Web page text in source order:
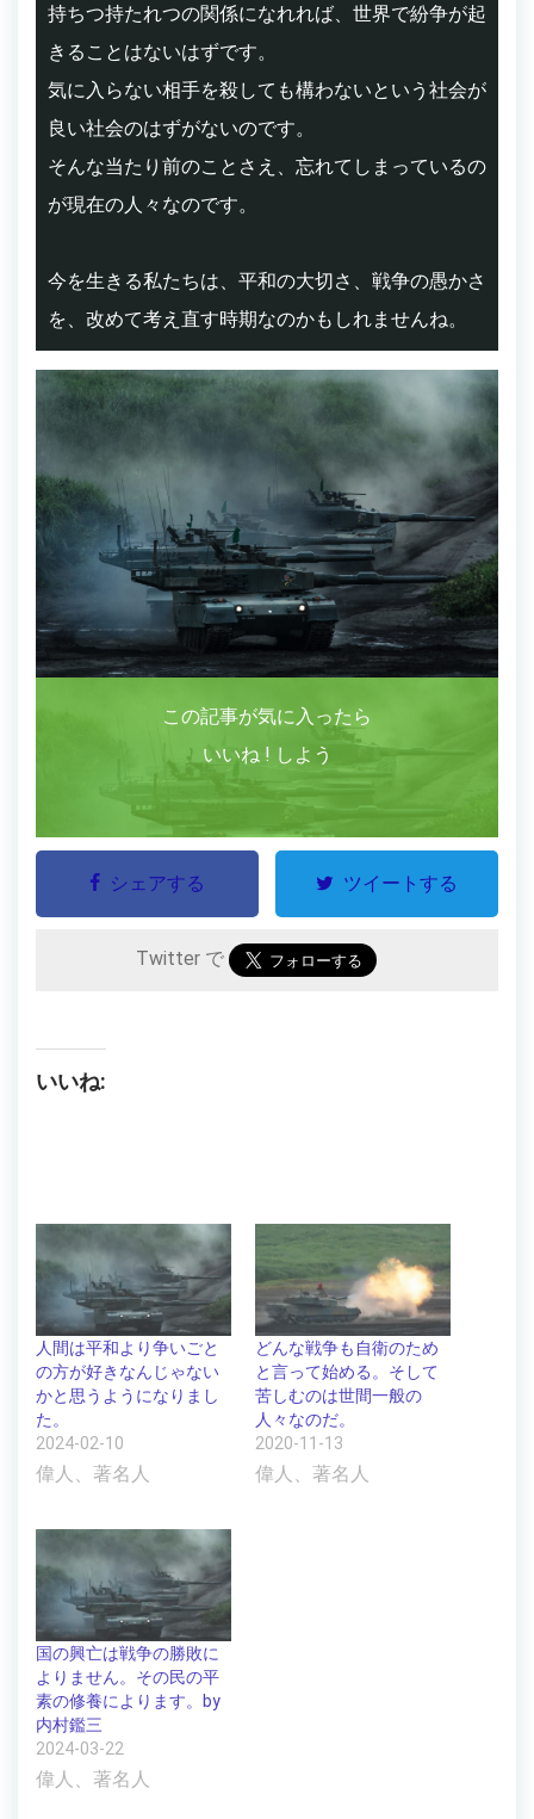
持ちつ持たれつの関係になれれば、世界で紛争が起
きることはないはずです。
気に入らない相手を殺しても構わないという社会が
良い社会のはずがないのです。
そんな当たり前のことさえ、忘れてしまっているの
が現在の人々なのです。
今を生きる私たちは、平和の大切さ、戦争の愚かさ
を、改めて考え直す時期なのかもしれませんね。
この記事が気に入ったら
いいね ! しよう
シェアする ツイートする
Twitter で
いいね:
人間は平和より争いごと
の方が好きなんじゃない
かと思うようになりまし
た。
2024-02-10
偉人、著名人
どんな戦争も自衛のため
と言って始める。そして
苦しむのは世間一般の
人々なのだ。
2020-11-13
偉人、著名人
国の興亡は戦争の勝敗に
よりません。その民の平
素の修養によります。by
内村鑑三
2024-03-22
偉人、著名人